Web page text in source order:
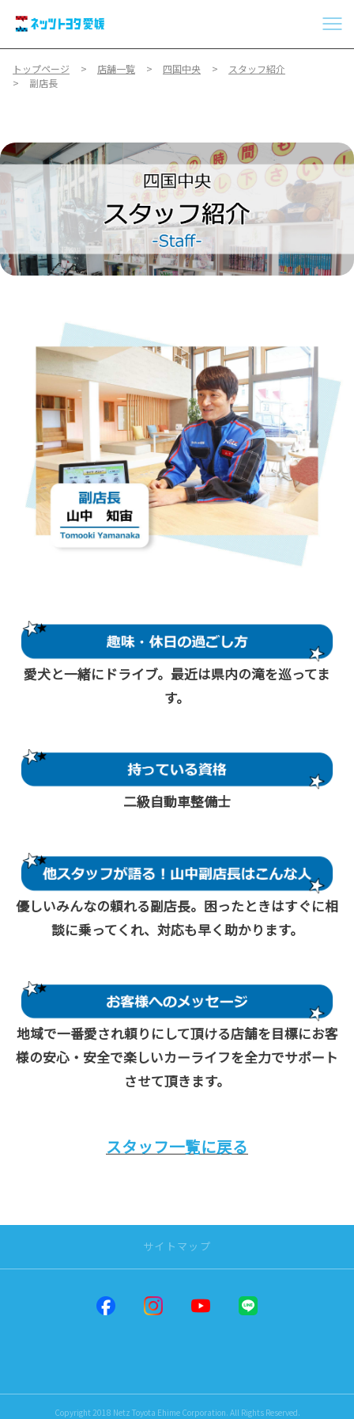
トップページ 店舗一覧 四国中央
スタッフ紹介
副店長
愛犬と一緒にドライブ。最近は県内の滝を巡ってま
す。
二級自動車整備士
優しいみんなの頼れる副店長。困ったときはすぐに相
談に乗ってくれ、対応も早く助かります。
地域で一番愛され頼りにして頂ける店舗を目標にお客
様の安心・安全で楽しいカーライフを全力でサポート
させて頂きます。
スタッフ一覧に戻る
サイトマップ
問屋町
Copyright 2018 Netz Toyota Ehime Corporation. All Rights Reserved.